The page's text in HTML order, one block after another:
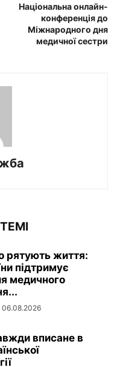
Національна онлайн-
конференція до
Міжнародного дня
медичної сестри
рятують життя:
підтримує
медичного
06.08.2026
вписане в